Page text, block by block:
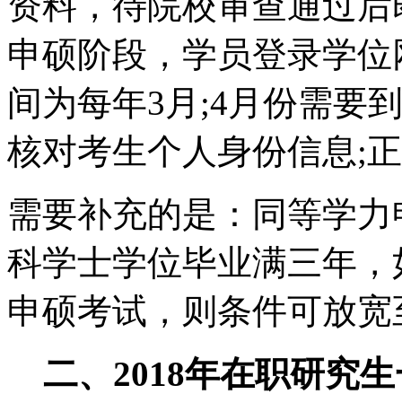
申硕阶段，学员登录学
间为每年3月;4月份需要
核对考生个人身份信息;
需要补充的是：同等学
科学士学位毕业满三年
申硕考试，则条件可放
二、2018年在职研究